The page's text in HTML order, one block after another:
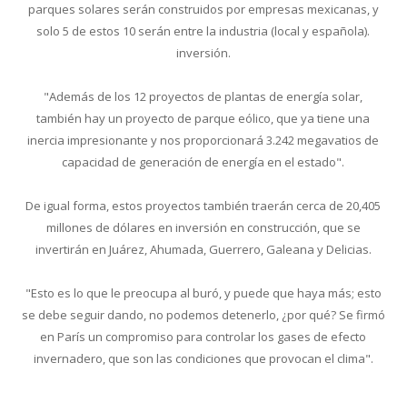
parques solares serán construidos por empresas mexicanas, y
solo 5 de estos 10 serán entre la industria (local y española).
inversión.
"Además de los 12 proyectos de plantas de energía solar,
también hay un proyecto de parque eólico, que ya tiene una
inercia impresionante y nos proporcionará 3.242 megavatios de
capacidad de generación de energía en el estado".
De igual forma, estos proyectos también traerán cerca de 20,405
millones de dólares en inversión en construcción, que se
invertirán en Juárez, Ahumada, Guerrero, Galeana y Delicias.
"Esto es lo que le preocupa al buró, y puede que haya más; esto
se debe seguir dando, no podemos detenerlo, ¿por qué? Se firmó
en París un compromiso para controlar los gases de efecto
invernadero, que son las condiciones que provocan el clima".